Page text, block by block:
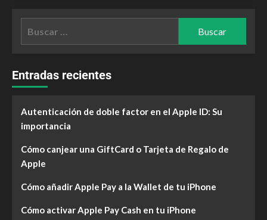
Entradas recientes
Autenticación de doble factor en el Apple ID: Su
importancia
Cómo canjear una GiftCard o Tarjeta de Regalo de
Apple
Cómo añadir Apple Pay a la Wallet de tu iPhone
Cómo activar Apple Pay Cash en tu iPhone